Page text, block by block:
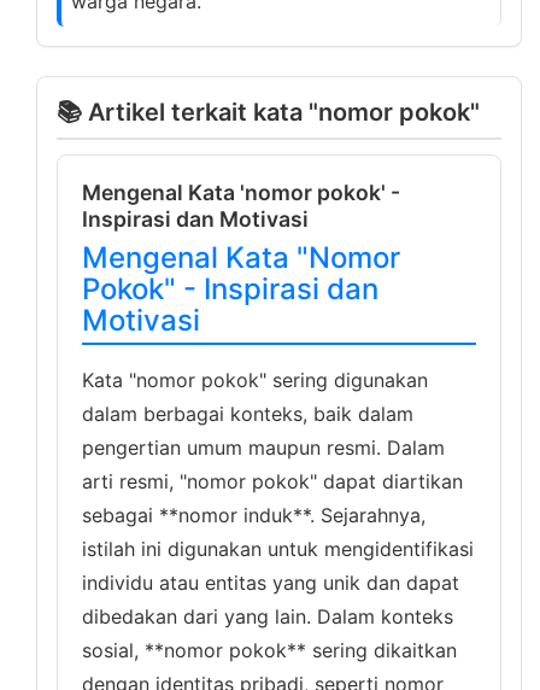
📚 Artikel terkait kata "nomor pokok"
Mengenal Kata 'nomor pokok' -
Inspirasi dan Motivasi
Mengenal Kata "Nomor
Pokok" - Inspirasi dan
Motivasi
Kata "nomor pokok" sering digunakan
dalam berbagai konteks, baik dalam
pengertian umum maupun resmi. Dalam
arti resmi, "nomor pokok" dapat diartikan
sebagai **nomor induk**. Sejarahnya,
istilah ini digunakan untuk mengidentifikasi
individu atau entitas yang unik dan dapat
dibedakan dari yang lain. Dalam konteks
sosial, **nomor pokok** sering dikaitkan
dengan identitas pribadi, seperti nomor